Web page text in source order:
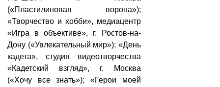
(«Пластилиновая ворона»);
«Творчество и хобби», медиацентр
«Игра в объективе», г. Ростов-на-
Дону («Увлекательный мир»); «День
кадета», студия видеотворчества
«Кадетский взгляд», г. Москва
(«Хочу все знать»); «Герои моей